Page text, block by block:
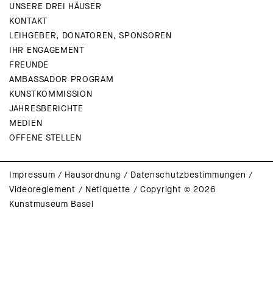
UNSERE DREI HÄUSER
KONTAKT
LEIHGEBER, DONATOREN, SPONSOREN
IHR ENGAGEMENT
FREUNDE
AMBASSADOR PROGRAM
KUNSTKOMMISSION
JAHRESBERICHTE
MEDIEN
OFFENE STELLEN
Impressum / Hausordnung / Datenschutzbestimmungen /
Videoreglement / Netiquette /Copyright © 2026
Kunstmuseum Basel